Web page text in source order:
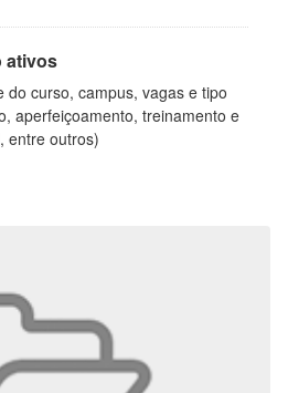
ativos
do curso, campus, vagas e tipo
aperfeiçoamento, treinamento e
entre outros)